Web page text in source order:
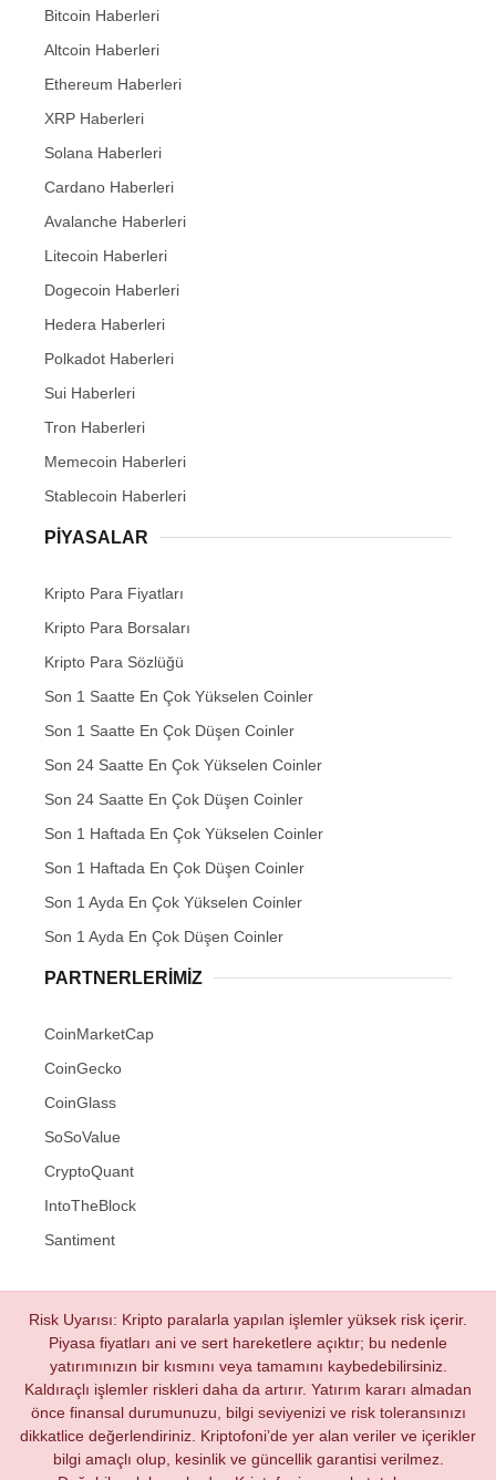
Bitcoin Haberleri
Altcoin Haberleri
Ethereum Haberleri
XRP Haberleri
Solana Haberleri
Cardano Haberleri
Avalanche Haberleri
Litecoin Haberleri
Dogecoin Haberleri
Hedera Haberleri
Polkadot Haberleri
Sui Haberleri
Tron Haberleri
Memecoin Haberleri
Stablecoin Haberleri
PIYASALAR
Kripto Para Fiyatları
Kripto Para Borsaları
Kripto Para Sözlüğü
Son 1 Saatte En Çok Yükselen Coinler
Son 1 Saatte En Çok Düşen Coinler
Son 24 Saatte En Çok Yükselen Coinler
Son 24 Saatte En Çok Düşen Coinler
Son 1 Haftada En Çok Yükselen Coinler
Son 1 Haftada En Çok Düşen Coinler
Son 1 Ayda En Çok Yükselen Coinler
Son 1 Ayda En Çok Düşen Coinler
PARTNERLERIMIZ
CoinMarketCap
CoinGecko
CoinGlass
SoSoValue
CryptoQuant
IntoTheBlock
Santiment
Risk Uyarısı: Kripto paralarla yapılan işlemler yüksek risk içerir.
Piyasa fiyatları ani ve sert hareketlere açıktır; bu nedenle
yatırımınızın bir kısmını veya tamamını kaybedebilirsiniz.
Kaldıraçlı işlemler riskleri daha da artırır. Yatırım kararı almadan
önce finansal durumunuzu, bilgi seviyenizi ve risk toleransınızı
dikkatlice değerlendiriniz. Kriptofoni’de yer alan veriler ve içerikler
bilgi amaçlı olup, kesinlik ve güncellik garantisi verilmez.